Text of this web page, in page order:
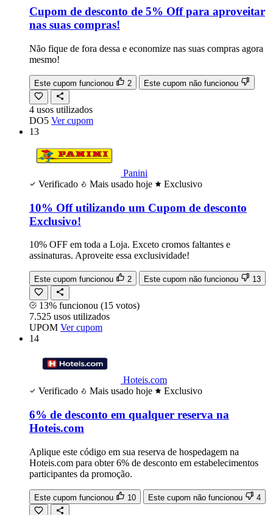
Cupom de desconto de 5% Off para aproveitar
nas suas compras!
Não fique de fora dessa e economize nas suas compras agora
mesmo!
Este cupom funcionou 2 Este cupom não funcionou
4 usos utilizados
DO5 Ver cupom
13
Panini
Verificado
Mais usado hoje Exclusivo
10% Off utilizando um Cupom de desconto
Exclusivo!
10% OFF em toda a Loja. Exceto cromos faltantes e
assinaturas. Aproveite essa exclusividade!
Este cupom funcionou 2 Este cupom não funcionou 13
13% funcionou (15 votos)
7.525 usos utilizados
UPOM Ver cupom
14
Hoteis.com
Verificado
Mais usado hoje Exclusivo
6% de desconto em qualquer reserva na
Hoteis.com
Aplique este código em sua reserva de hospedagem na
Hoteis.com para obter 6% de desconto em estabelecimentos
participantes da promoção.
Este cupom funcionou 10 Este cupom não funcionou 4